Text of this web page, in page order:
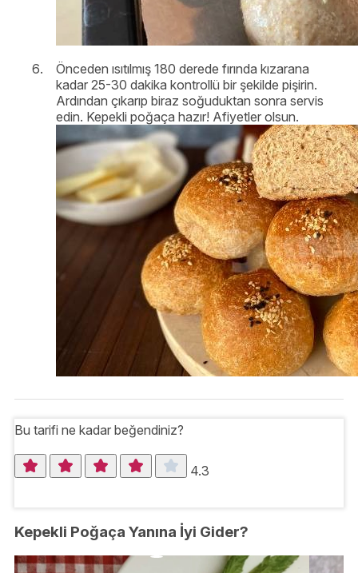
Önceden ısıtılmış 180 derede fırında kızarana
kadar 25-30 dakika kontrollü bir şekilde pişirin.
Ardından çıkarıp biraz soğuduktan sonra servis
edin. Kepekli poğaça hazır! Afiyetler olsun.
Bu tarifi ne kadar beğendiniz?
4.3
Kepekli Poğaça Yanına İyi Gider?